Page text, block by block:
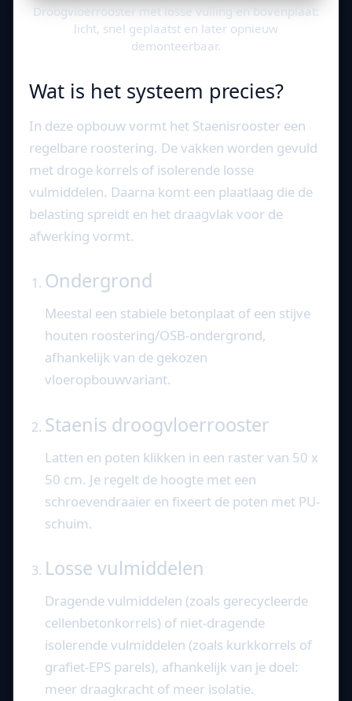
Droogvloerrooster met losse vulling en bovenplaat:
licht, snel geplaatst en later opnieuw
demonteerbaar.
Wat is het systeem precies?
In deze opbouw vormt het Staenisrooster een
regelbare roostering. De vakken worden gevuld
met droge korrels of isolerende losse
vulmiddelen. Daarna komt een plaatlaag die de
belasting spreidt en het draagvlak voor de
afwerking vormt.
Ondergrond
Meestal een stabiele betonplaat of een stijve
houten roostering/OSB-ondergrond,
afhankelijk van de gekozen
vloeropbouwvariant.
Staenis droogvloerrooster
Latten en poten klikken in een raster van 50 x
50 cm. Je regelt de hoogte met een
schroevendraaier en fixeert de poten met PU-
schuim.
Losse vulmiddelen
Dragende vulmiddelen (zoals gerecycleerde
cellenbetonkorrels) of niet-dragende
isolerende vulmiddelen (zoals kurkkorrels of
grafiet-EPS parels), afhankelijk van je doel:
meer draagkracht of meer isolatie.